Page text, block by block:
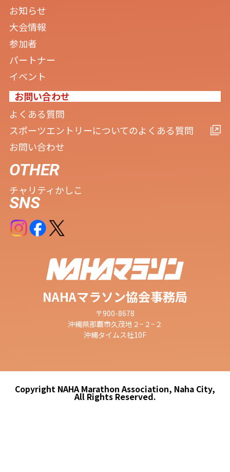
お知らせ
大会情報
参加者
パートナー
イベント
お問い合わせ
よくある質問
スポーツエントリーについてのよくある質問
お問い合わせ
OTHER
チャリティかしこ
SNS
NAHAマラソン協会事務局
〒900-8678
沖縄県那覇市久茂地２−２−２
沖縄タイムス社10F
Copyright NAHA Marathon Association, Naha City,
All Rights Reserved.